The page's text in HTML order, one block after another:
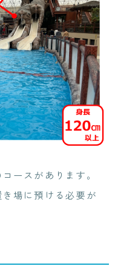
ースがあります。
場に預ける必要が